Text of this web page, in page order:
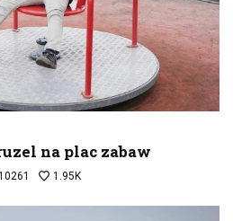
na plac zabaw
1.95K